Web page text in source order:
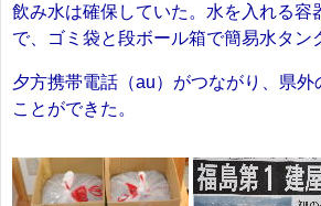
飲み水は確保していた。水を入れる容
で、ゴミ袋と段ボール箱で簡易水タン
夕方携帯電話（au）がつながり、県外
ことができた。